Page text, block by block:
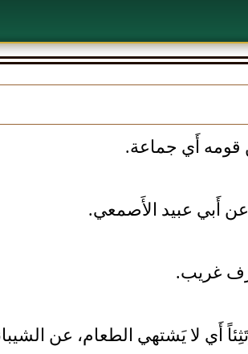
قومه أَي جماعة.
عن أَبي عبيد الأَصمعي.
غريب.
أَي لا يَشتهي الطعام، عن